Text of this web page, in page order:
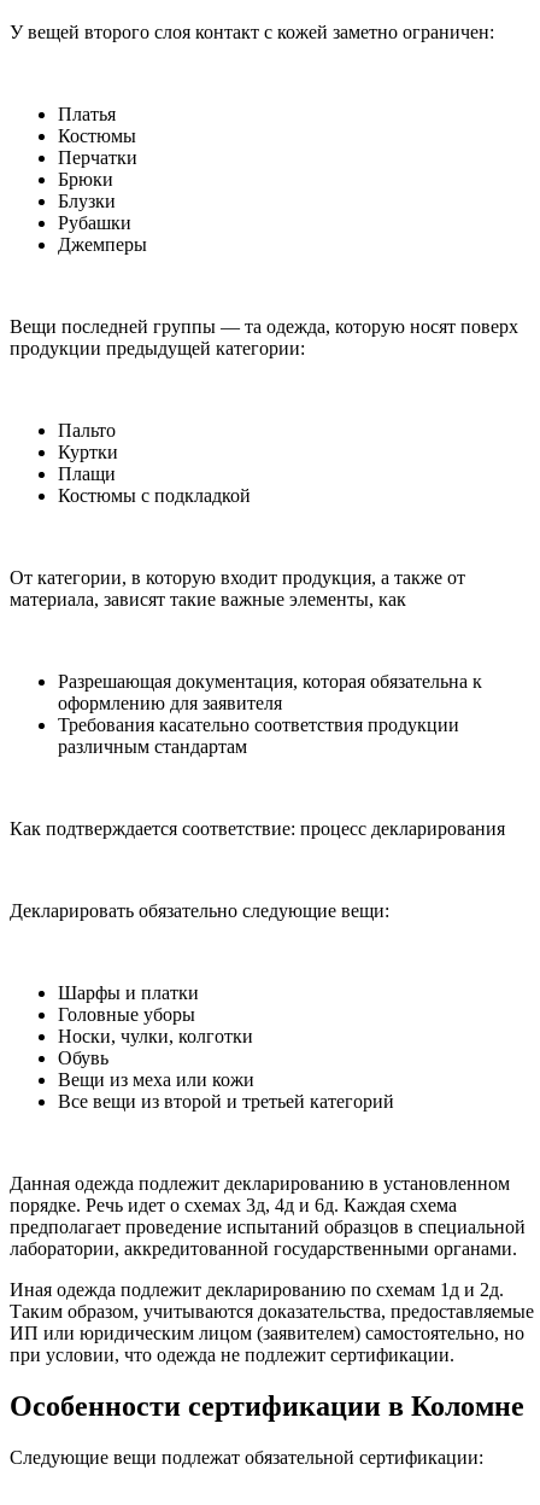
У вещей второго слоя контакт с кожей заметно ограничен:
Платья
Костюмы
Перчатки
Брюки
Блузки
Рубашки
Джемперы
Вещи последней группы — та одежда, которую носят поверх
продукции предыдущей категории:
Пальто
Куртки
Плащи
Костюмы с подкладкой
От категории, в которую входит продукция, а также от
материала, зависят такие важные элементы, как
Разрешающая документация, которая обязательна к
оформлению для заявителя
Требования касательно соответствия продукции
различным стандартам
Как подтверждается соответствие: процесс декларирования
Декларировать обязательно следующие вещи:
Шарфы и платки
Головные уборы
Носки, чулки, колготки
Обувь
Вещи из меха или кожи
Все вещи из второй и третьей категорий
Данная одежда подлежит декларированию в установленном
порядке. Речь идет о схемах 3д, 4д и 6д. Каждая схема
предполагает проведение испытаний образцов в специальной
лаборатории, аккредитованной государственными органами.
Иная одежда подлежит декларированию по схемам 1д и 2д.
Таким образом, учитываются доказательства, предоставляемые
ИП или юридическим лицом (заявителем) самостоятельно, но
при условии, что одежда не подлежит сертификации.
Особенности сертификации в Коломне
Следующие вещи подлежат обязательной сертификации: